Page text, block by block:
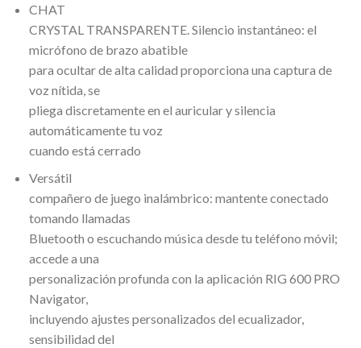
CHAT
CRYSTAL TRANSPARENTE. Silencio instantáneo: el
micrófono de brazo abatible
para ocultar de alta calidad proporciona una captura de
voz nítida, se
pliega discretamente en el auricular y silencia
automáticamente tu voz
cuando está cerrado
Versátil
compañero de juego inalámbrico: mantente conectado
tomando llamadas
Bluetooth o escuchando música desde tu teléfono móvil;
accede a una
personalización profunda con la aplicación RIG 600 PRO
Navigator,
incluyendo ajustes personalizados del ecualizador,
sensibilidad del